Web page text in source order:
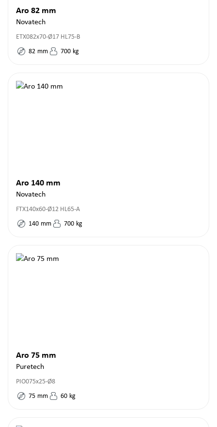
Aro 82 mm
Novatech
ETX082x70-Ø17 HL75-B
82 mm 700 kg
Aro 140 mm
Novatech
FTX140x60-Ø12 HL65-A
140 mm 700 kg
Aro 75 mm
Puretech
PIO075x25-Ø8
75 mm 60 kg